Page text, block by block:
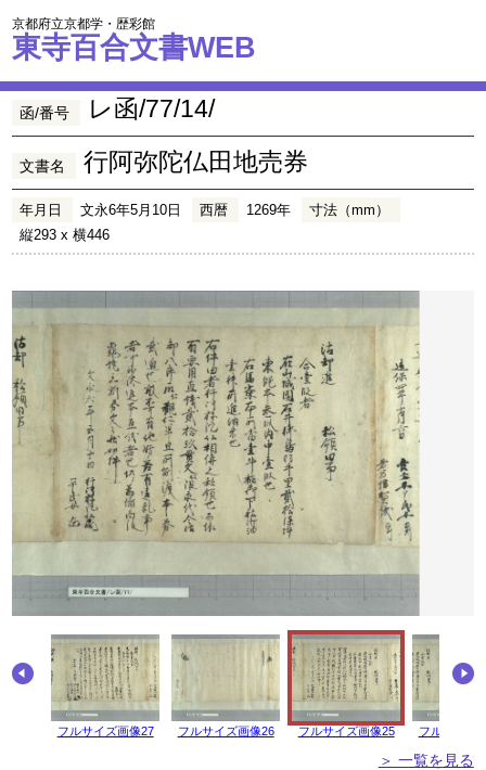
京都府立京都学・歴彩館
東寺百合文書WEB
函/番号 レ函/77/14/
文書名 行阿弥陀仏田地売券
年月日 文永6年5月10日 西暦 1269年
寸法（mm）
縦293 x 横446
フルサイズ画像27 フルサイズ画像26 フルサイズ画像25 フルサイズ
＞ 一覧を見る